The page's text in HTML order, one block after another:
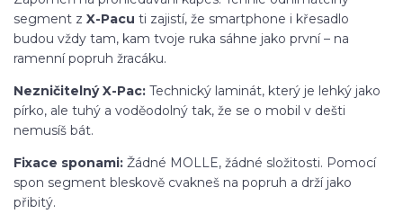
segment z X-Pacu ti zajistí, že smartphone i křesadlo
budou vždy tam, kam tvoje ruka sáhne jako první – na
ramenní popruh žracáku.
Nezničitelný X-Pac: Technický laminát, který je lehký jako
pírko, ale tuhý a voděodolný tak, že se o mobil v dešti
nemusíš bát.
Fixace sponami: Žádné MOLLE, žádné složitosti. Pomocí
spon segment bleskově cvakneš na popruh a drží jako
přibitý.